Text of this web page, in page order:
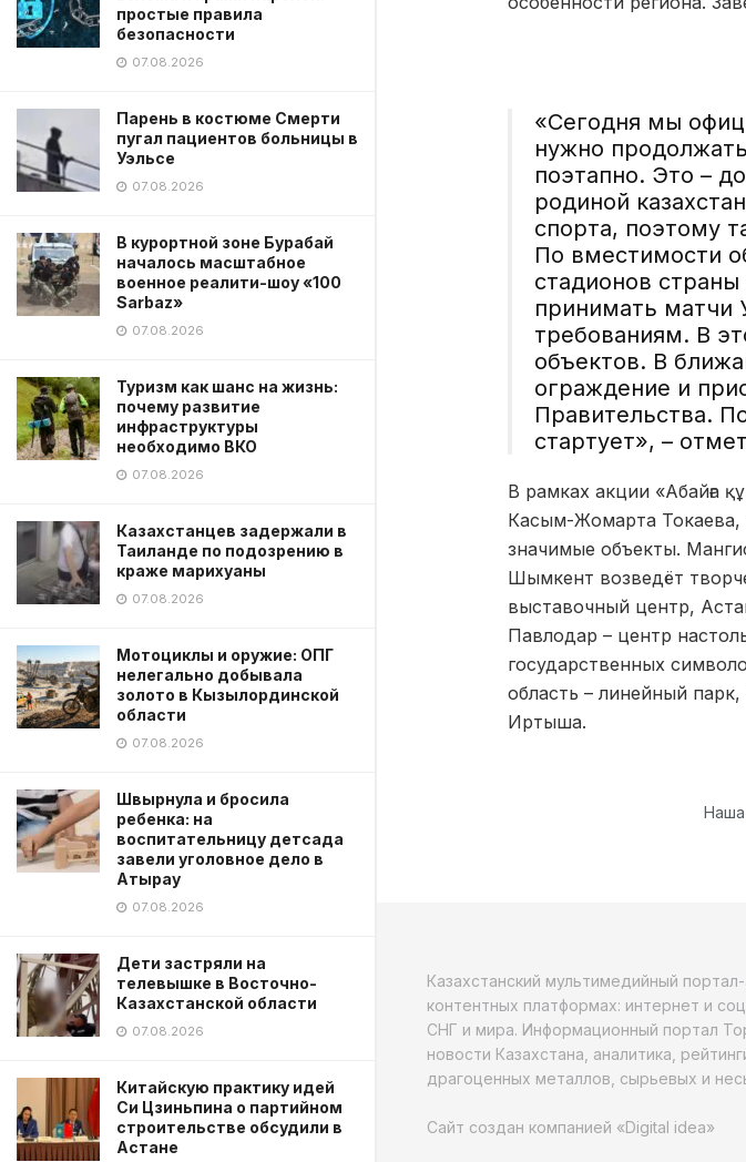
простые правила
безопасности
07.08.2026
Парень в костюме Смерти
пугал пациентов больницы в
Уэльсе
07.08.2026
В курортной зоне Бурабай
началось масштабное
военное реалити-шоу «100
Sarbaz»
07.08.2026
Туризм как шанс на жизнь:
почему развитие
инфраструктуры
необходимо ВКО
07.08.2026
Казахстанцев задержали в
Таиланде по подозрению в
краже марихуаны
07.08.2026
Мотоциклы и оружие: ОПГ
нелегально добывала
золото в Кызылординской
области
07.08.2026
Швырнула и бросила
ребенка: на
воспитательницу детсада
завели уголовное дело в
Атырау
07.08.2026
Дети застряли на
телевышке в Восточно-
Казахстанской области
07.08.2026
Китайскую практику идей
Си Цзиньпина о партийном
строительстве обсудили в
Астане
«Сегодня мы
нужно
поэтапно. Это –
родиной
спорта, поэтому
По вместимости
стадионов
принимать матчи
требованиям. В
объектов. В
ограждение и
Правительства.
стартует», –
В рамках акции «Абайға
Касым-Жомарта Токаева,
значимые объекты.
Шымкент возведёт
выставочный центр,
Павлодар – центр
государственных
область – линейный
Иртыша.
Наша
Казахстанский мультимедийный
контентных платформах: интернет и
СНГ и мира. Информационный портал
новости Казахстана, аналитика,
драгоценных металлов, сырьевых и
Сайт создан компанией «Digital idea»